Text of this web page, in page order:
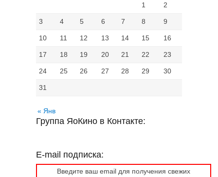
1 2
3 4 5 6 7 8 9
10 11 12 13 14 15 16
17 18 19 20 21 22 23
24 25 26 27 28 29 30
31
« Янв
Группа ЯоКино в Контакте:
E-mail подписка:
Введите ваш email для получения свежих